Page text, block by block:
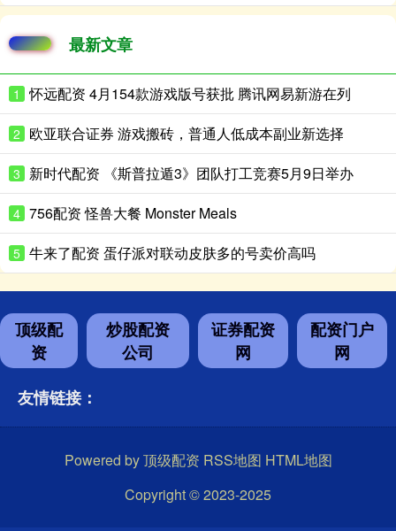
最新文章
1 怀远配资 4月154款游戏版号获批 腾讯网易新游在列
2 欧亚联合证券 游戏搬砖，普通人低成本副业新选择
3 新时代配资 《斯普拉遁3》团队打工竞赛5月9日举办
4 756配资 怪兽大餐 Monster Meals
5 牛来了配资 蛋仔派对联动皮肤多的号卖价高吗
顶级配
资
炒股配资
公司
证券配资
网
配资门户
网
友情链接：
Powered by顶级配资 RSS地图 HTML地图
Copyright© 2023-2025